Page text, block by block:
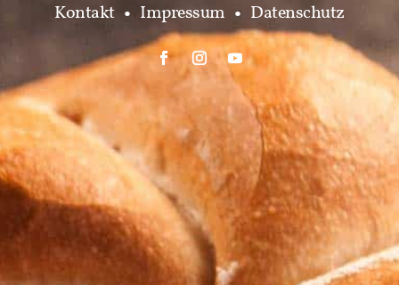
Kontakt • Impressum • Datenschutz